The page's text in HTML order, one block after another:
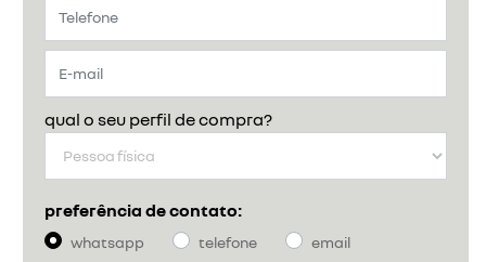
qual o seu perfil de compra?
preferência de contato:
whatsapp telefone email